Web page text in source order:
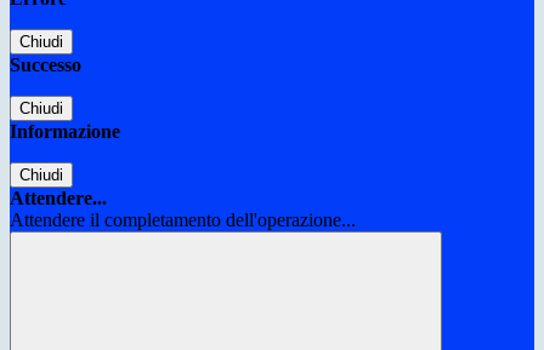
Chiudi
Successo
Chiudi
Informazione
Chiudi
Attendere...
Attendere il completamento dell'operazione...